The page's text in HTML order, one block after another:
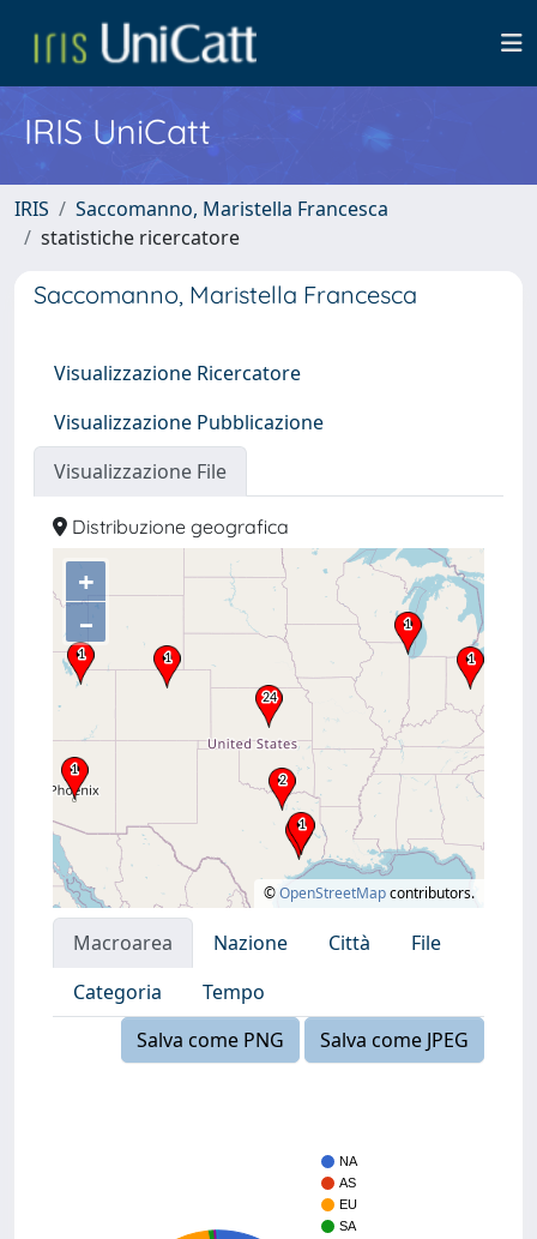
IRIS UniCatt
IRIS
Saccomanno, Maristella Francesca
statistiche ricercatore
Saccomanno, Maristella Francesca
Visualizzazione Ricercatore
Visualizzazione Pubblicazione
Visualizzazione File
Distribuzione geografica
+
–
©OpenStreetMapcontributors.
Macroarea Nazione Città
File
Categoria
Tempo
Salva come PNG
Salva come JPEG
NA
AS
EU
SA